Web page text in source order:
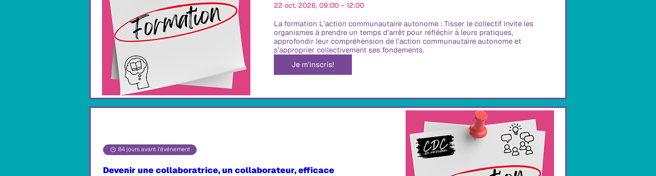
22 oct. 2026, 09:00 – 12:00
La formation L’action communautaire autonome : Tisser le collectif invite les
organismes à prendre un temps d’arrêt pour réfléchir à leurs pratiques,
approfondir leur compréhension de l’action communautaire autonome et
s’approprier collectivement ses fondements.
Je m'inscris!
84 jours avant l'événement
Devenir une collaboratrice, un collaborateur, efficace